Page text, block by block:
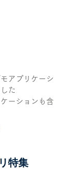
アプリケーシ
た
ーションも含
特集